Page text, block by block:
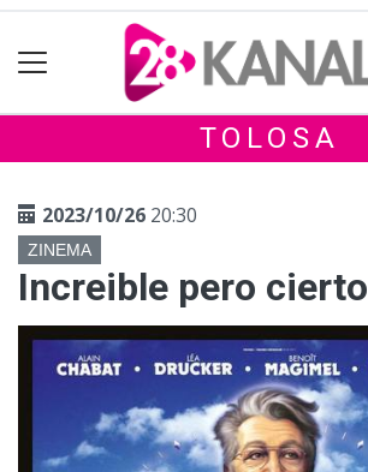
TOLOSA
2023/10/26 20:30
ZINEMA
Increible pero cierto